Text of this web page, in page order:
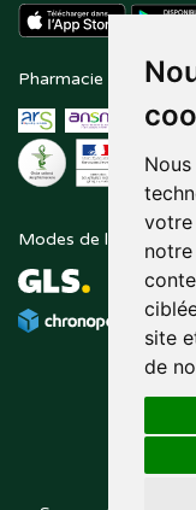
votre
site
de
Pharmacie en ligne
Modes de livraison